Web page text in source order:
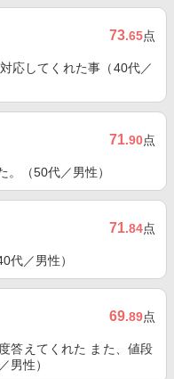
73.65点
応してくれた事（40代／
71.90点
（50代／男性）
71.84点
代／男性）
69.89点
答えてくれた また、値段
男性）